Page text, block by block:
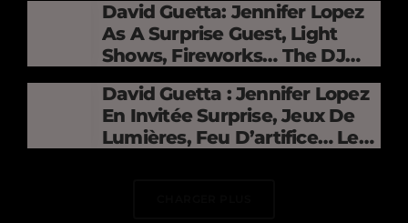
David Guetta: Jennifer Lopez
As A Surprise Guest, Light
Shows, Fireworks… The DJ
Electrifies The Stade De
France
David Guetta : Jennifer Lopez
En Invitée Surprise, Jeux De
Lumières, Feu D’artifice… Le